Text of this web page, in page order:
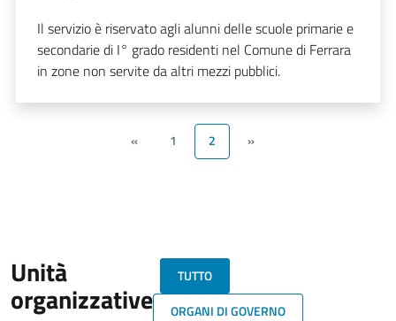
Il servizio è riservato agli alunni delle scuole primarie e
secondarie di I° grado residenti nel Comune di Ferrara
in zone non servite da altri mezzi pubblici.
« 1 2 »
Unità
organizzative
TUTTO
ORGANI DI GOVERNO